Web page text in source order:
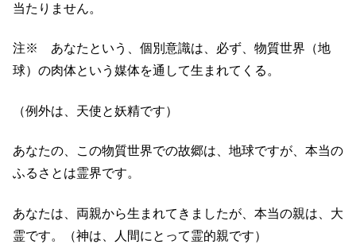
当たりません。
注※ あなたという、個別意識は、必ず、物質世界（地
球）の肉体という媒体を通して生まれてくる。
（例外は、天使と妖精です）
あなたの、この物質世界での故郷は、地球ですが、本当の
ふるさとは霊界です。
あなたは、両親から生まれてきましたが、本当の親は、大
霊です。（神は、人間にとって霊的親です）